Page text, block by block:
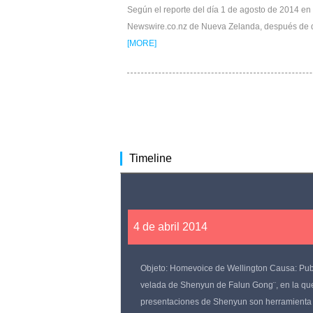
Según el reporte del día 1 de agosto de 2014 en
Newswire.co.nz de Nueva Zelanda, después de
[MORE]
Timeline
4 de abril 2014
Objeto: Homevoice de Wellington Causa:
velada de Shenyun de Falun Gong¨, en la
presentaciones de Shenyun son